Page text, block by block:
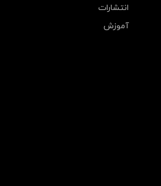
انتشارات
آموزش